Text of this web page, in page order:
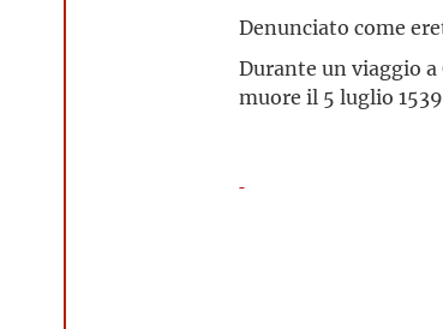
Denunciato come
Durante un viaggio a
muore il 5 luglio